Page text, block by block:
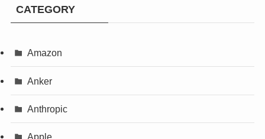
CATEGORY
Amazon
Anker
Anthropic
Apple